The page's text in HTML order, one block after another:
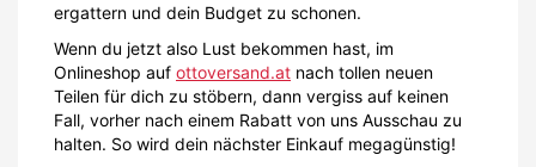
ergattern und dein Budget zu schonen.
Wenn du jetzt also Lust bekommen hast, im
Onlineshop auf ottoversand.at nach tollen neuen
Teilen für dich zu stöbern, dann vergiss auf keinen
Fall, vorher nach einem Rabatt von uns Ausschau zu
halten. So wird dein nächster Einkauf megagünstig!